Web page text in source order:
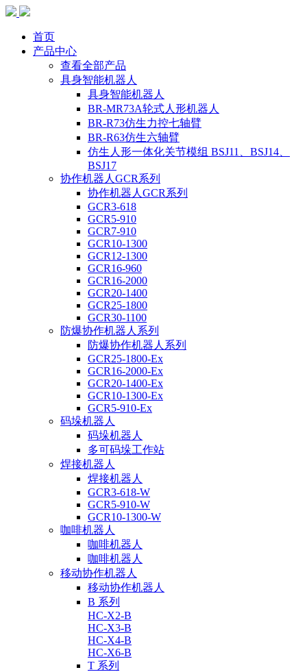
首页
产品中心
查看全部产品
具身智能机器人
具身智能机器人
BR-MR73A轮式人形机器人
BR-R73仿生力控七轴臂
BR-R63仿生六轴臂
仿生人形一体化关节模组 BSJ11、BSJ14、
BSJ17
协作机器人GCR系列
协作机器人GCR系列
GCR3-618
GCR5-910
GCR7-910
GCR10-1300
GCR12-1300
GCR16-960
GCR16-2000
GCR20-1400
GCR25-1800
GCR30-1100
防爆协作机器人系列
防爆协作机器人系列
GCR25-1800-Ex
GCR16-2000-Ex
GCR20-1400-Ex
GCR10-1300-Ex
GCR5-910-Ex
码垛机器人
码垛机器人
多可码垛工作站
焊接机器人
焊接机器人
GCR3-618-W
GCR5-910-W
GCR10-1300-W
咖啡机器人
咖啡机器人
咖啡机器人
移动协作机器人
移动协作机器人
B 系列
HC-X2-B
HC-X3-B
HC-X4-B
HC-X6-B
T 系列